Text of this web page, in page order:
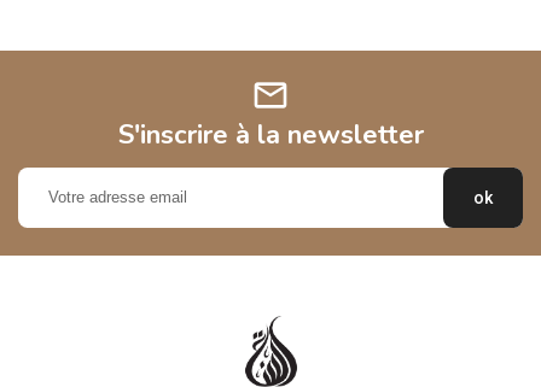
mail
S'inscrire à la newsletter